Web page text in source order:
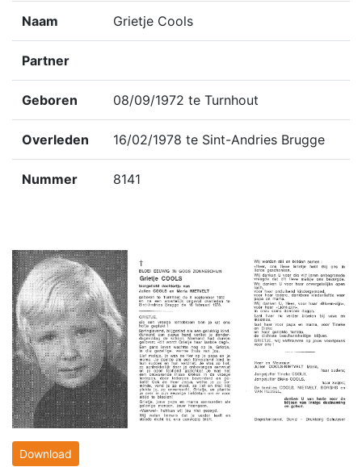
Naam Grietje Cools
Partner
Geboren 08/09/1972 te Turnhout
Overleden 16/02/1978 te Sint-Andries Brugge
Nummer 8141
Download